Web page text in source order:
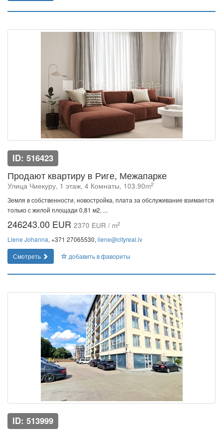
ID: 516423
Продают квартиру в Риге, Межапарке
Улица Чиекуру, 1 этаж, 4 Комнаты, 103.90m2
Земля в собственности, новостройка, плата за обслуживание взимается
только с жилой площади 0,81 м2, ...
246243.00 EUR 2370 EUR / m2
Liene Johanna, +371 27065530, liene@cityreal.lv
Смотреть
добавить в фавориты
ID: 513999